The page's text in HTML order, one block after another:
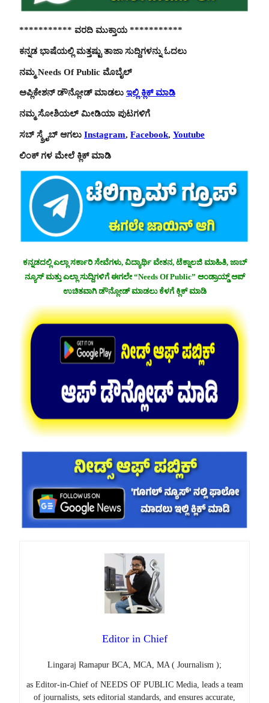
*********** ವರದಿ ಮುಕ್ತಾಯ ***********
ಕನ್ನಡ ಭಾಷೆಯಲ್ಲಿ ಮತ್ತಷ್ಟು ತಾಜಾ ಸುದ್ದಿಗಳನ್ನು ಓದಲು
ನಮ್ಮ Needs Of Public ಮೊಬೈಲ್
ಅಪ್ಲಿಕೇಶನ್ ಡೌನ್ಲೋಡ್ ಮಾಡಲು ಇಲ್ಲಿ ಕ್ಲಿಕ್ ಮಾಡಿ
ನಮ್ಮ ಸೋಶಿಯಲ್ ಮೀಡಿಯಾ ಪುಟಗಳಿಗೆ
ಸಬ್ ಸ್ಕ್ರೈಬ್ ಆಗಲು Instagram, Facebook, Youtube
ಲಿಂಕ್ ಗಳ ಮೇಲೆ ಕ್ಲಿಕ್ ಮಾಡಿ
ಕನ್ನಡದಲ್ಲಿ ಎಲ್ಲಾ ಸರ್ಕಾರಿ ಸೇವೆಗಳು, ವಿದ್ಯಾರ್ಥಿ ವೇತನ, ಟೆಕ್ನಾಲಜಿ ಮಾಹಿತಿ, ಜಾಬ್
ನ್ಯೂಸ್ ಮತ್ತು ಎಲ್ಲಾ ಸುದ್ದಿಗಳಿಗೆ ಈಗಲೇ “Needs Of Public” ಆಂಡ್ರಾಯ್ಡ್ ಆಪ್
ಉಚಿತವಾಗಿ ಡೌನ್ಲೋಡ್ ಮಾಡಲು ಕೆಳಗೆ ಕ್ಲಿಕ್ ಮಾಡಿ
Editor in Chief
Lingaraj Ramapur BCA, MCA, MA ( Journalism );
as Editor-in-Chief of NEEDS OF PUBLIC Media, leads a team
of journalists, sets editorial standards, and ensures accurate,